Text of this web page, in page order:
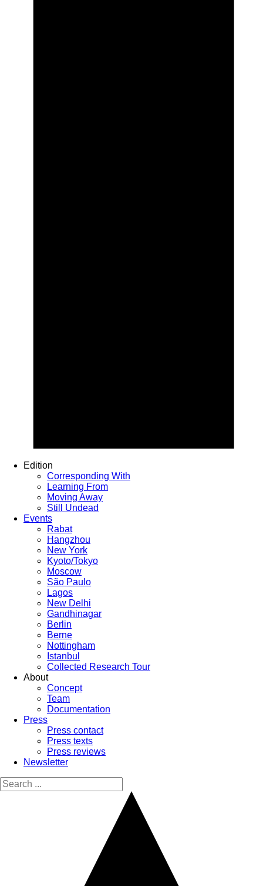
Edition
Corresponding With
Learning From
Moving Away
Still Undead
Events
Rabat
Hangzhou
New York
Kyoto/Tokyo
Moscow
São Paulo
Lagos
New Delhi
Gandhinagar
Berlin
Berne
Nottingham
Istanbul
Collected Research Tour
About
Concept
Team
Documentation
Press
Press contact
Press texts
Press reviews
Newsletter